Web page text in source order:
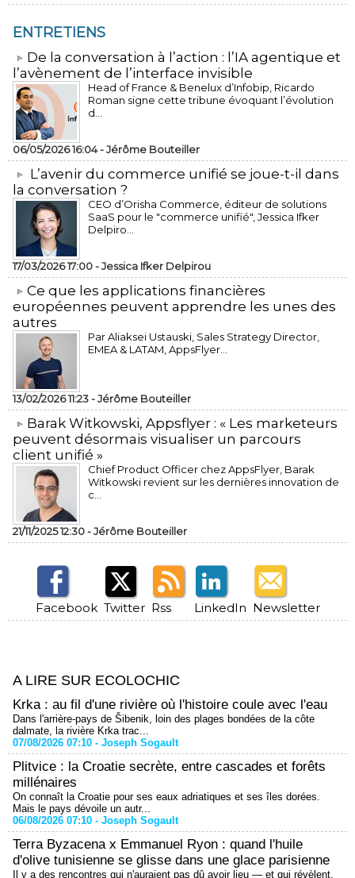
ENTRETIENS
​De la conversation à l’action : l’IA agentique et
l’avènement de l’interface invisible
Head of France & Benelux d’Infobip, Ricardo
Roman signe cette tribune évoquant l’évolution
d...
06/05/2026 16:04 -Jérôme Bouteiller
L’avenir du commerce unifié se joue-t-il dans
la conversation ?
CEO d’Orisha Commerce, éditeur de solutions
SaaS pour le "commerce unifié", Jessica Ifker
Delpiro...
17/03/2026 17:00 -Jessica Ifker Delpirou
​Ce que les applications financières
européennes peuvent apprendre les unes des
autres
Par Aliaksei Ustauski, Sales Strategy Director,
EMEA & LATAM, AppsFlyer...
13/02/2026 11:23 -Jérôme Bouteiller
​Barak Witkowski, Appsflyer : « Les marketeurs
peuvent désormais visualiser un parcours
client unifié »
Chief Product Officer chez AppsFlyer, ​Barak
Witkowski revient sur les dernières innovation de
c...
21/11/2025 12:30 -Jérôme Bouteiller
Facebook Twitter Rss LinkedIn Newsletter
A LIRE SUR ECOLOCHIC
Krka : au fil d'une rivière où l'histoire coule avec l'eau
Dans l'arrière-pays de Šibenik, loin des plages bondées de la côte
dalmate, la rivière Krka trac...
07/08/2026 07:10 - Joseph Sogault
Plitvice : la Croatie secrète, entre cascades et forêts
millénaires
On connaît la Croatie pour ses eaux adriatiques et ses îles dorées.
Mais le pays dévoile un autr...
06/08/2026 07:10 - Joseph Sogault
Terra Byzacena x Emmanuel Ryon : quand l'huile
d'olive tunisienne se glisse dans une glace parisienne
Il y a des rencontres qui n'auraient pas dû avoir lieu — et qui révèlent,